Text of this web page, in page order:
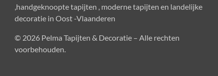
,handgeknoopte tapijten , moderne tapijten en landelijke
decoratie in Oost -Vlaanderen
© 2026 Pelma Tapijten & Decoratie – Alle rechten
voorbehouden.